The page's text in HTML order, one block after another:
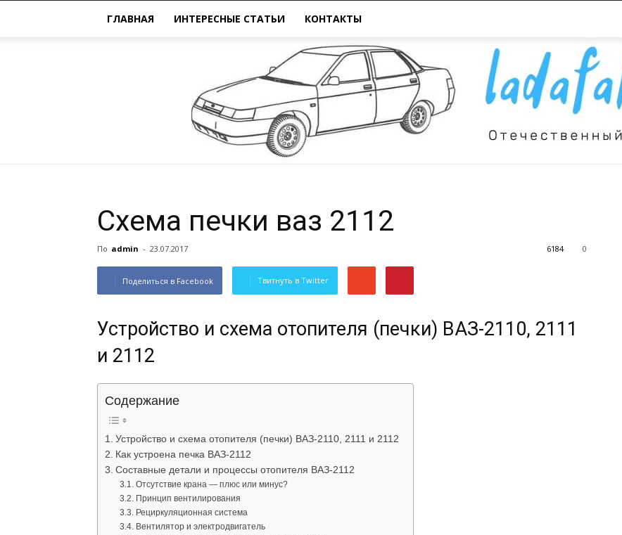
ГЛАВНАЯ ИНТЕРЕСНЫЕ СТАТЬИ КОНТАКТЫ
об
Схема печки ваз 2112
По admin - 23.07.2017 0
6184
Поделиться в Facebook Твитнуть в Twitter
Устройство и схема отопителя (печки) ВАЗ-2110, 2111
и 2112
Содержание
Устройство и схема отопителя (печки) ВАЗ-2110, 2111 и 2112
Как устроена печка ВАЗ-2112
Составные детали и процессы отопителя ВАЗ-2112
Отсутствие крана — плюс или минус?
Принцип вентилирования
Рециркуляционная система
Вентилятор и электродвигатель